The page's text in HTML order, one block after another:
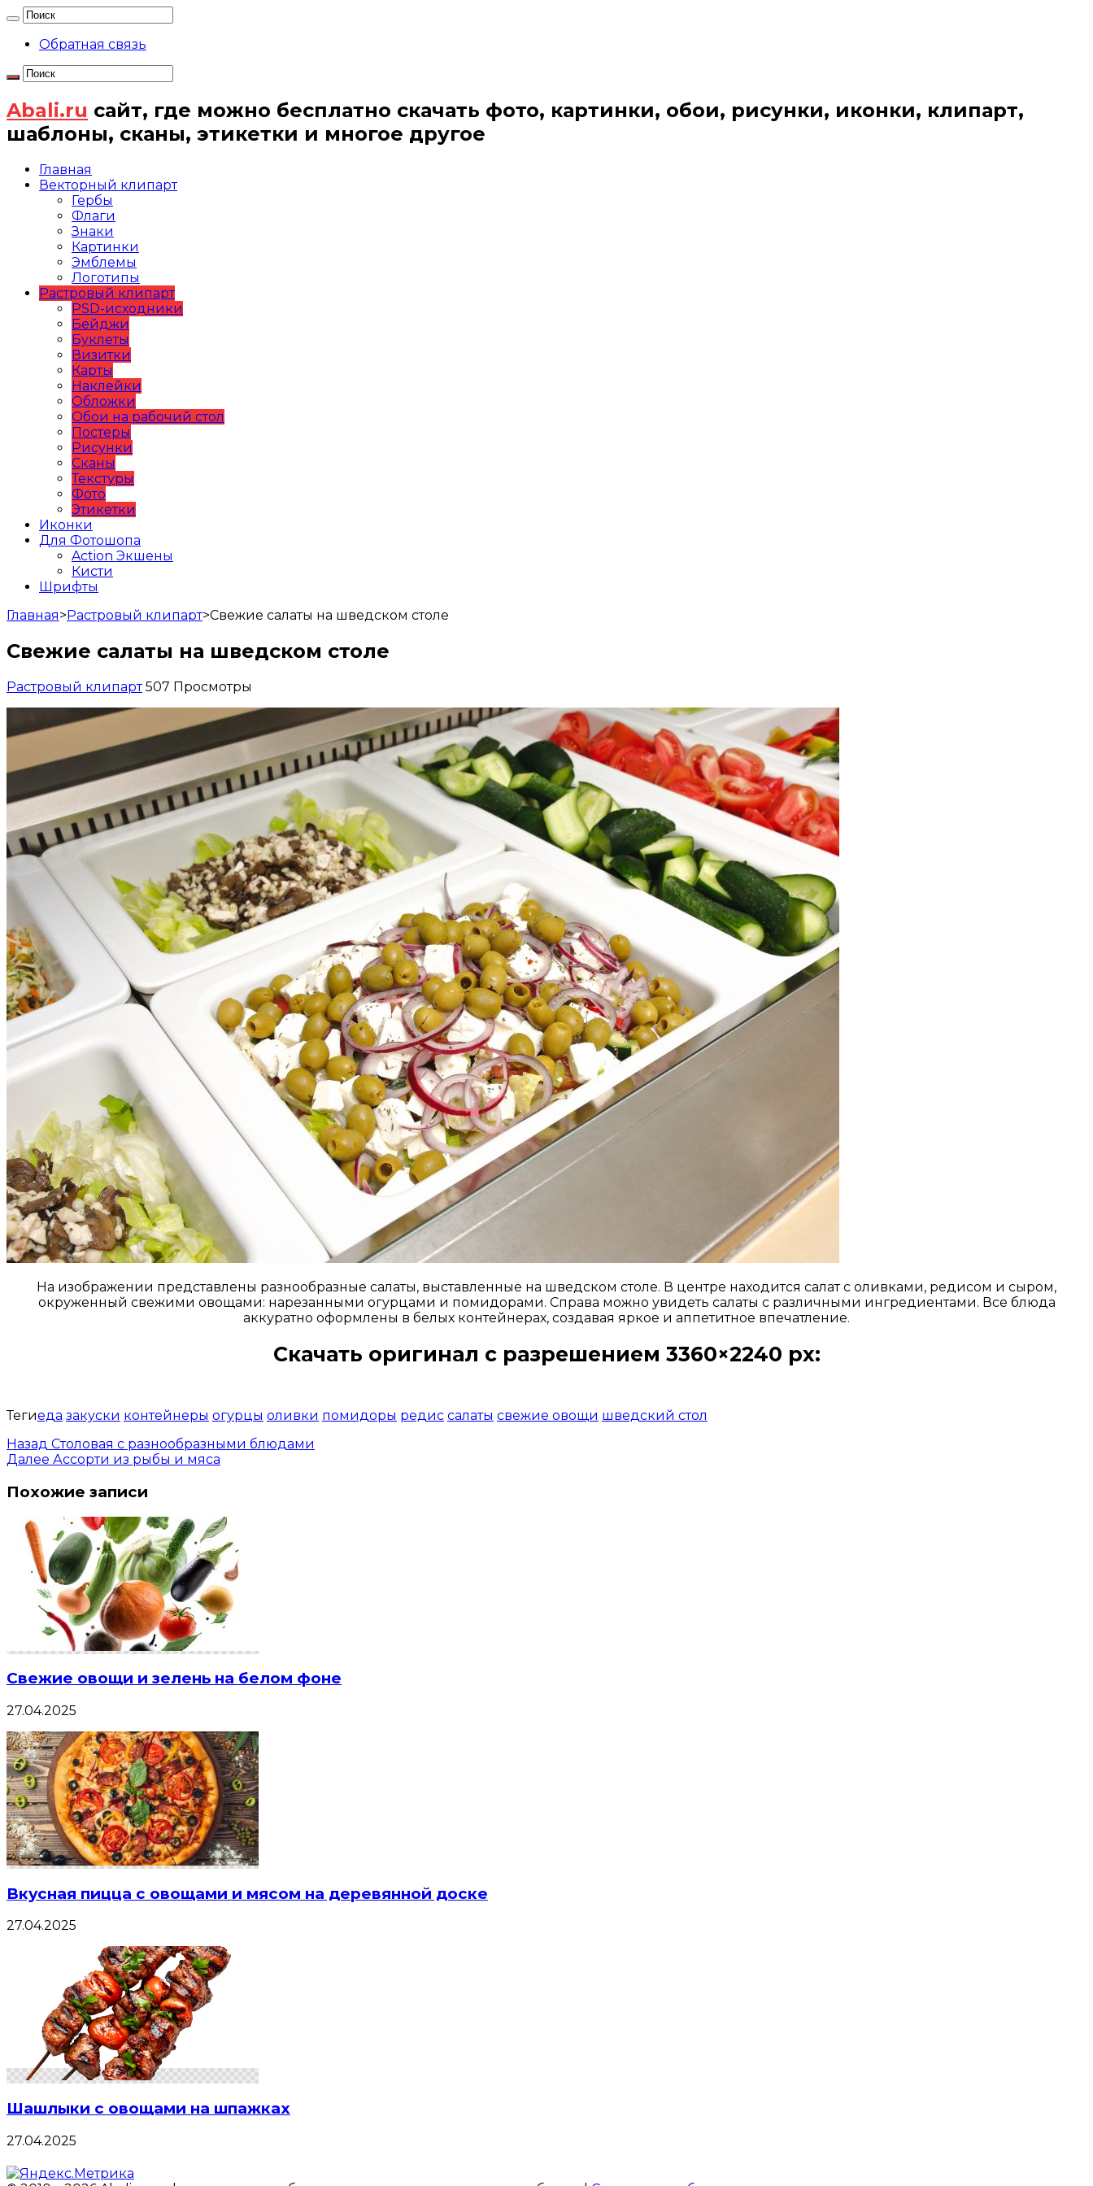
Обратная связь
Abali.ru сайт, где можно бесплатно скачать фото, картинки, обои, рисунки, иконки, клипарт,
шаблоны, сканы, этикетки и многое другое
Главная
Векторный клипарт
Гербы
Флаги
Знаки
Картинки
Эмблемы
Логотипы
Растровый клипарт
PSD-исходники
Бейджи
Буклеты
Визитки
Карты
Наклейки
Обложки
Обои на рабочий стол
Постеры
Рисунки
Сканы
Текстуры
Фото
Этикетки
Иконки
Для Фотошопа
Action Экшены
Кисти
Шрифты
Главная>Растровый клипарт>Свежие салаты на шведском столе
Свежие салаты на шведском столе
Растровый клипарт 507 Просмотры
На изображении представлены разнообразные салаты, выставленные на шведском столе. В центре находится салат с оливками, редисом и сыром,
окруженный свежими овощами: нарезанными огурцами и помидорами. Справа можно увидеть салаты с различными ингредиентами. Все блюда
аккуратно оформлены в белых контейнерах, создавая яркое и аппетитное впечатление.
Скачать оригинал с разрешением 3360×2240 px:
Тегиеда закуски контейнеры огурцы оливки помидоры редис салаты свежие овощи шведский стол
Назад Столовая с разнообразными блюдами
Далее Ассорти из рыбы и мяса
Похожие записи
Свежие овощи и зелень на белом фоне
27.04.2025
Вкусная пицца с овощами и мясом на деревянной доске
27.04.2025
Шашлыки с овощами на шпажках
27.04.2025